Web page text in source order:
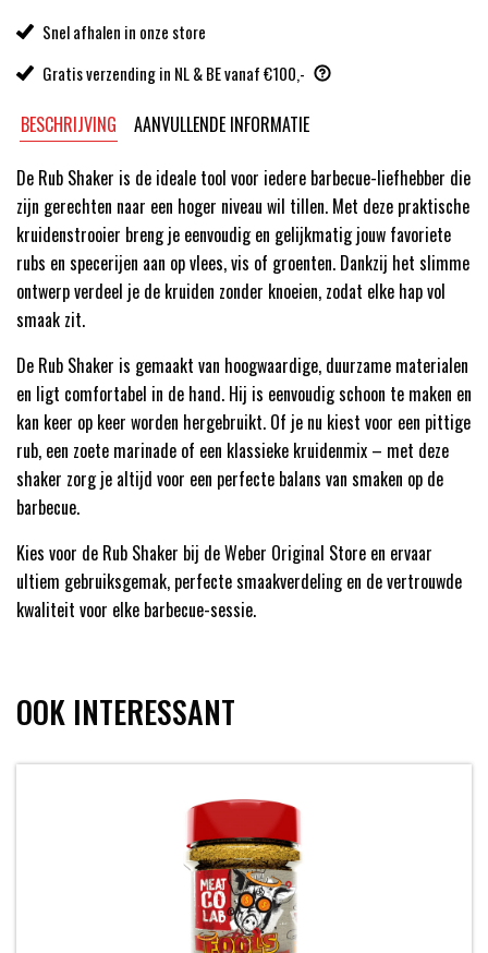
Snel afhalen in onze store
Gratis verzending in NL & BE vanaf €100,-
BESCHRIJVING AANVULLENDE INFORMATIE
De Rub Shaker is de ideale tool voor iedere barbecue-liefhebber die
zijn gerechten naar een hoger niveau wil tillen. Met deze praktische
kruidenstrooier breng je eenvoudig en gelijkmatig jouw favoriete
rubs en specerijen aan op vlees, vis of groenten. Dankzij het slimme
ontwerp verdeel je de kruiden zonder knoeien, zodat elke hap vol
smaak zit.
De Rub Shaker is gemaakt van hoogwaardige, duurzame materialen
en ligt comfortabel in de hand. Hij is eenvoudig schoon te maken en
kan keer op keer worden hergebruikt. Of je nu kiest voor een pittige
rub, een zoete marinade of een klassieke kruidenmix – met deze
shaker zorg je altijd voor een perfecte balans van smaken op de
barbecue.
Kies voor de Rub Shaker bij de Weber Original Store en ervaar
ultiem gebruiksgemak, perfecte smaakverdeling en de vertrouwde
kwaliteit voor elke barbecue-sessie.
OOK INTERESSANT